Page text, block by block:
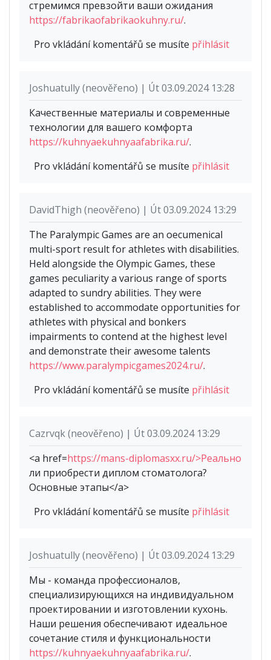
стремимся превзойти ваши ожидания
https://fabrikaofabrikaokuhny.ru/.
Pro vkládání komentářů se musíte přihlásit
Joshuatully (neověřeno) | Út 03.09.2024 13:28
Качественные материалы и современные
технологии для вашего комфорта
https://kuhnyaekuhnyaafabrika.ru/.
Pro vkládání komentářů se musíte přihlásit
DavidThigh (neověřeno) | Út 03.09.2024 13:29
The Paralympic Games are an oecumenical
multi-sport result for athletes with disabilities.
Held alongside the Olympic Games, these
games peculiarity a various range of sports
adapted to sundry abilities. They were
established to accommodate opportunities for
athletes with physical and bonkers
impairments to contend at the highest level
and demonstrate their awesome talents
https://www.paralympicgames2024.ru/.
Pro vkládání komentářů se musíte přihlásit
Cazrvqk (neověřeno) | Út 03.09.2024 13:29
<a href=https://mans-diplomasxx.ru/>Реально
ли приобрести диплом стоматолога?
Основные этапы</a>
Pro vkládání komentářů se musíte přihlásit
Joshuatully (neověřeno) | Út 03.09.2024 13:29
Мы - команда профессионалов,
специализирующихся на индивидуальном
проектировании и изготовлении кухонь.
Наши решения обеспечивают идеальное
сочетание стиля и функциональности
https://kuhnyaekuhnyaafabrika.ru/.